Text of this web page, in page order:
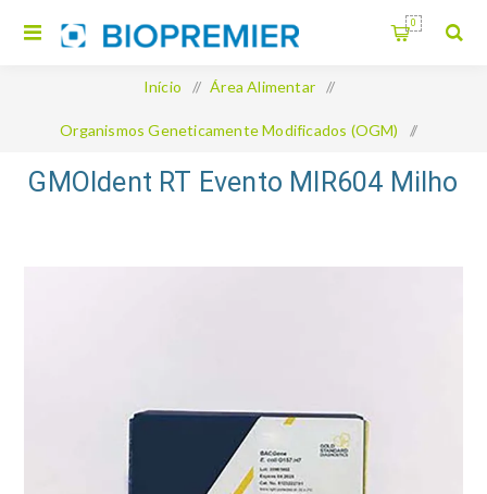
0
Início / Área Alimentar /
Organismos Geneticamente Modificados (OGM) /
GMOIdent RT Evento MIR604 Milho
GMOIdent RT Evento MIR604 Milho